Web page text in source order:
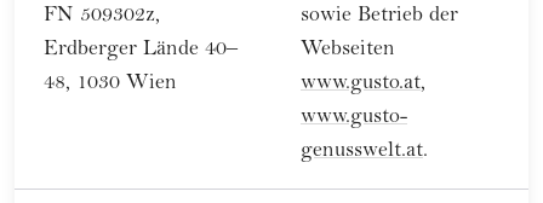
FN 509302z,
Erdberger Lände 40–
48, 1030 Wien
sowie Betrieb der
Webseiten
www.gusto.at,
www.gusto-
genusswelt.at.